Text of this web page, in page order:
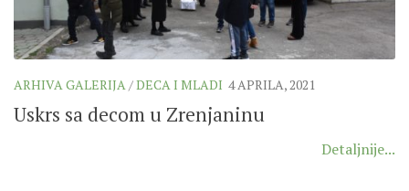
MOTO I LOGO
SINODSKI URED
ARHIVA GALERIJA/DECA I MLADI 4 APRILA, 2021
Uskrs sa decom u Zrenjaninu
Detaljnije...